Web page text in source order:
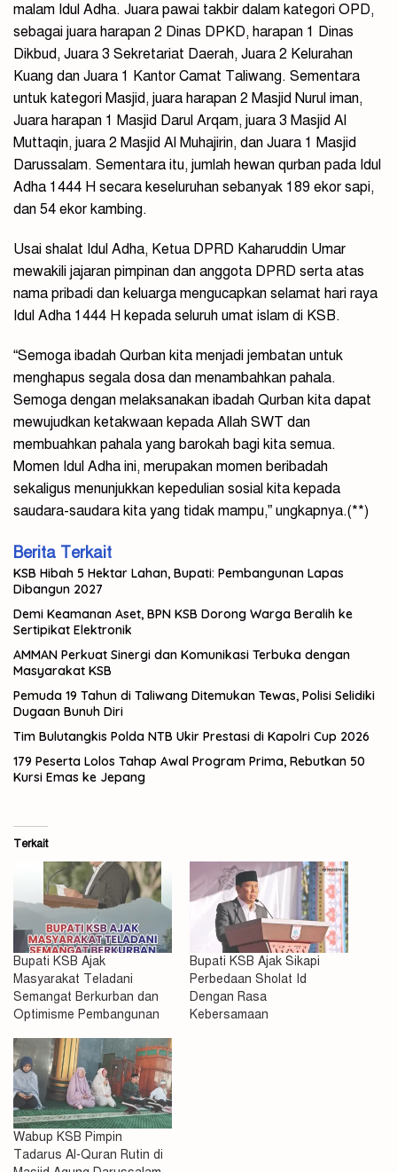
malam Idul Adha. Juara pawai takbir dalam kategori OPD,
sebagai juara harapan 2 Dinas DPKD, harapan 1 Dinas
Dikbud, Juara 3 Sekretariat Daerah, Juara 2 Kelurahan
Kuang dan Juara 1 Kantor Camat Taliwang. Sementara
untuk kategori Masjid, juara harapan 2 Masjid Nurul iman,
Juara harapan 1 Masjid Darul Arqam, juara 3 Masjid Al
Muttaqin, juara 2 Masjid Al Muhajirin, dan Juara 1 Masjid
Darussalam. Sementara itu, jumlah hewan qurban pada Idul
Adha 1444 H secara keseluruhan sebanyak 189 ekor sapi,
dan 54 ekor kambing.
Usai shalat Idul Adha, Ketua DPRD Kaharuddin Umar
mewakili jajaran pimpinan dan anggota DPRD serta atas
nama pribadi dan keluarga mengucapkan selamat hari raya
Idul Adha 1444 H kepada seluruh umat islam di KSB.
“Semoga ibadah Qurban kita menjadi jembatan untuk
menghapus segala dosa dan menambahkan pahala.
Semoga dengan melaksanakan ibadah Qurban kita dapat
mewujudkan ketakwaan kepada Allah SWT dan
membuahkan pahala yang barokah bagi kita semua.
Momen Idul Adha ini, merupakan momen beribadah
sekaligus menunjukkan kepedulian sosial kita kepada
saudara-saudara kita yang tidak mampu,” ungkapnya.(**)
Berita Terkait
KSB Hibah 5 Hektar Lahan, Bupati: Pembangunan Lapas
Dibangun 2027
Demi Keamanan Aset, BPN KSB Dorong Warga Beralih ke
Sertipikat Elektronik
AMMAN Perkuat Sinergi dan Komunikasi Terbuka dengan
Masyarakat KSB
Pemuda 19 Tahun di Taliwang Ditemukan Tewas, Polisi Selidiki
Dugaan Bunuh Diri
Tim Bulutangkis Polda NTB Ukir Prestasi di Kapolri Cup 2026
179 Peserta Lolos Tahap Awal Program Prima, Rebutkan 50
Kursi Emas ke Jepang
Terkait
Bupati KSB Ajak
Masyarakat Teladani
Semangat Berkurban dan
Optimisme Pembangunan
Bupati KSB Ajak Sikapi
Perbedaan Sholat Id
Dengan Rasa
Kebersamaan
Wabup KSB Pimpin
Tadarus Al-Quran Rutin di